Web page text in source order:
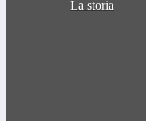
La storia